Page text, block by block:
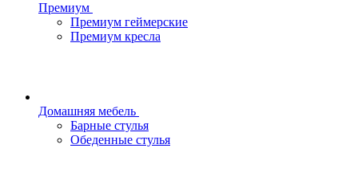
Премиум
Премиум геймерские
Премиум кресла
Домашняя мебель
Барные стулья
Обеденные стулья